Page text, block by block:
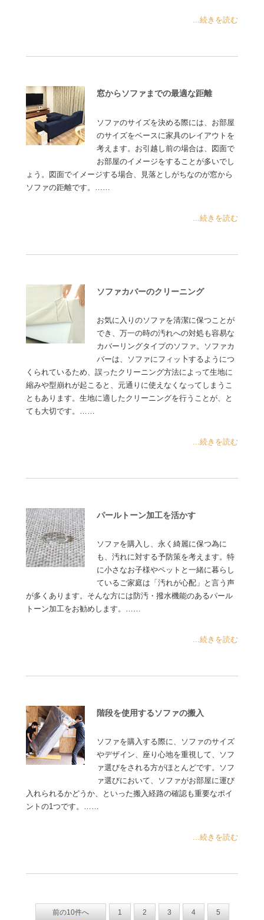
...続きを読む
窓からソファまでの最適な距離
ソファのサイズを決める際には、お部屋
のサイズをベースに家具のレイアウトを
考えます。お引越し前の場合は、図面で
お部屋のイメージをすることが多いでし
ょう。図面でイメージする場合、見落としがちなのが窓から
ソファの距離です。……
...続きを読む
ソファカバーのクリーニング
お気に入りのソファを清潔に保つことが
でき、万一の時の汚れへの対処も容易な
カバーリングタイプのソファ。ソファカ
バーは、ソファにフィッ卜するようにつ
くられているため、誤ったクリーニング方法によって生地に
縮みや型崩れが起こると、元通りに使えなくなってしまうこ
ともあります。生地に適したクリーニングを行うことが、と
ても大切です。……
...続きを読む
パールトーン加工を活かす
ソファを購入し、永く綺麗に保つ為に
も、汚れに対する予防策を考えます。特
に小さなお子様やペットと一緒に暮らし
ているご家庭は「汚れが心配」と言う声
が多くあります。そんな方には防汚・撥水機能のあるパール
トーン加工をお勧めします。……
...続きを読む
階段を使用するソファの搬入
ソファを購入する際に、ソファのサイズ
やデザイン、座り心地を重視して、ソフ
ァ選びをされる方がほとんどです。ソフ
ァ選びにおいて、ソファがお部屋に運び
入れられるかどうか、といった搬入経路の確認も重要なポイ
ントの1つです。……
...続きを読む
前の10件へ 1 2 3 4 5